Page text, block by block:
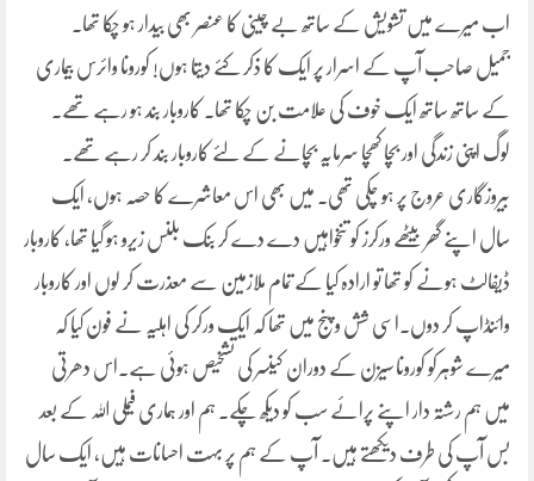
اب میرے میں تشویش کے ساتھ بے چینی کا عنصر بھی بیدار ہو چکا تھا۔
جمیل صاحب آپ کے اسرار پر ایک کا ذکر کئے دیتا ہوں! کورونا وائرس بیماری
کے ساتھ ساتھ ایک خوف کی علامت بن چکا تھا۔ کاروبار بند ہو رہے تھے۔
لوگ اپنی زندگی اور بچا کھچا سرمایہ بچانے کے لئے کاروبار بند کر رہے تھے۔
بیروزگاری عروج پر ہو چکی تھی۔ میں بھی اس معاشرے کا حصہ ہوں، ایک
سال اپنے گھر بیٹھے ورکرز کو تنخواہیں دے دے کر بنک بلنس زیرو ہو گیا تھا، کاروبار
ڈیفالٹ ہونے کو تھا تو ارادہ کیا کے تمام ملازمین سے معذرت کر لوں اور کاروبار
وائنڈاپ کر دوں۔اسی شش وپنج میں تھا کہ ایک ورکر کی اہلیہ نے فون کیا کہ
میرے شوہرکو کورونا سیزن کے دوران کینسر کی تشخیص ہوئی ہے۔اس دھرتی
میں ہم رشتہ دار اپنے پرائے سب کو دیکھ چکے۔ ہم اور ہماری فیملی اللہ کے بعد
بس آپ کی طرف دیکھتے ہیں۔ آپ کے ہم پر بہت احسانات ہیں، ایک سال